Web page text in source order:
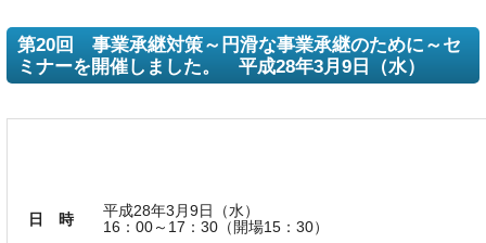
遺言管理
第20回 事業承継対策～円滑な事業承継のために～セ
ミナーを開催しました。 平成28年3月9日（水）
日 時
平成28年3月9日（水）
16：00～17：30（開場15：30）